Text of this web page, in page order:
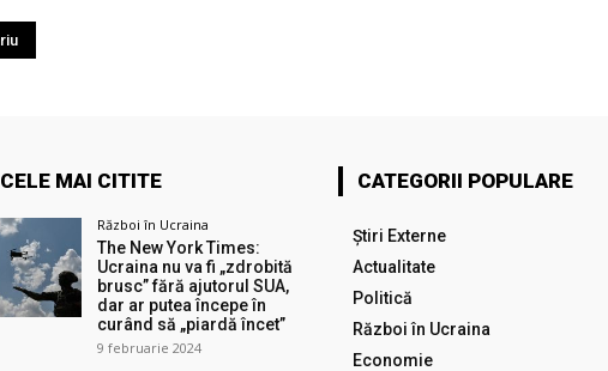
CELE MAI CITITE
Război în Ucraina
The New York Times:
Ucraina nu va fi „zdrobită
brusc” fără ajutorul SUA,
dar ar putea începe în
curând să „piardă încet”
9 februarie 2024
CATEGORII POPULARE
Știri Externe
Actualitate
Politică
Război în Ucraina
Economie